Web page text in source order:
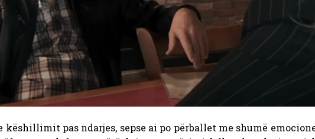
këshillimit pas ndarjes, sepse ai po përballet me shumë